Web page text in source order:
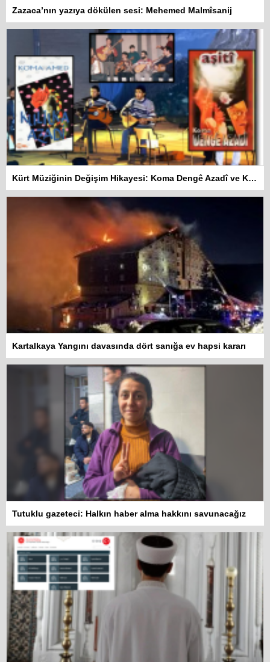
Zazaca’nın yazıya dökülen sesi: Mehemed Malmîsanij
Kürt Müziğinin Değişim Hikayesi: Koma Dengê Azadî ve Koma Amed
Kartalkaya Yangını davasında dört sanığa ev hapsi kararı
Tutuklu gazeteci: Halkın haber alma hakkını savunacağız